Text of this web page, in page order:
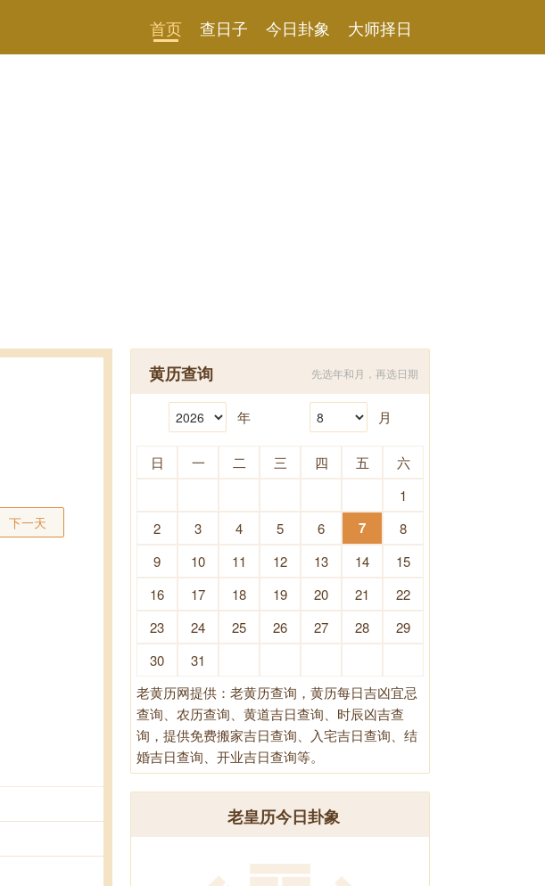
首页 查日子 今日卦象 大师择日
下一天
黄历查询 先选年和月，再选日期
年 月
日 一 二 三 四 五
六
1
2
3 4 5 6 7
8
9
10 11 12 13 14
15
16
17 18 19 20 21
22
23
24 25 26 27 28
29
30
31
老黄历网提供：老黄历查询，黄历每日吉凶宜忌
查询、农历查询、黄道吉日查询、时辰凶吉查
询，提供免费搬家吉日查询、入宅吉日查询、结
婚吉日查询、开业吉日查询等。
老皇历今日卦象